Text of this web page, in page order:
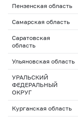
Пензенская область
Самарская область
Саратовская
область
Ульяновская область
УРАЛЬСКИЙ
ФЕДЕРАЛЬНЫЙ
ОКРУГ
Курганская область